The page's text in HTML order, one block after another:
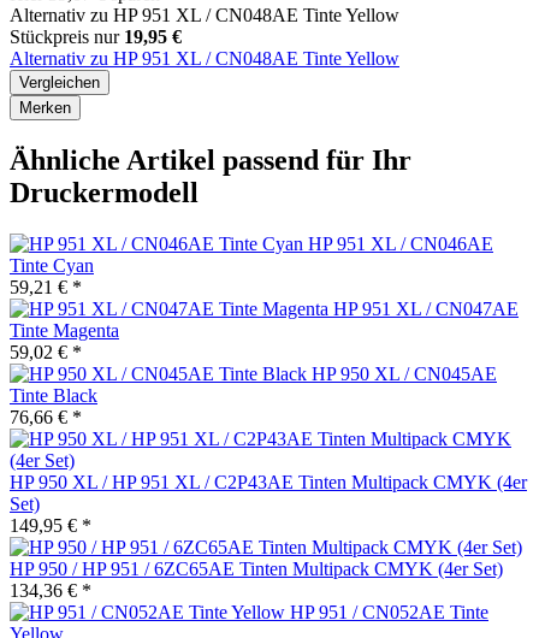
Alternativ zu HP 951 XL / CN048AE Tinte Yellow
Stückpreis nur 19,95 €
Alternativ zu HP 951 XL / CN048AE Tinte Yellow
Vergleichen
Merken
Ähnliche Artikel passend für Ihr
Druckermodell
HP 951 XL / CN046AE
Tinte Cyan
59,21 € *
HP 951 XL / CN047AE
Tinte Magenta
59,02 € *
HP 950 XL / CN045AE
Tinte Black
76,66 € *
HP 950 XL / HP 951 XL / C2P43AE Tinten Multipack CMYK (4er
Set)
149,95 € *
HP 950 / HP 951 / 6ZC65AE Tinten Multipack CMYK (4er Set)
134,36 € *
HP 951 / CN052AE Tinte
Yellow